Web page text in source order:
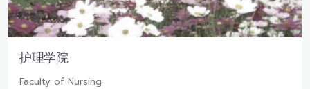
护理学院
Faculty of Nursing